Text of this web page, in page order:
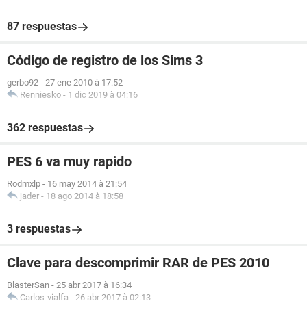
87 respuestas
Código de registro de los Sims 3
gerbo92 - 27 ene 2010 à 17:52
Renniesko - 1 dic 2019 à 04:16
362 respuestas
PES 6 va muy rapido
Rodmxlp - 16 may 2014 à 21:54
jader - 18 ago 2014 à 18:58
3 respuestas
Clave para descomprimir RAR de PES 2010
BlasterSan - 25 abr 2017 à 16:34
Carlos-vialfa - 26 abr 2017 à 02:13